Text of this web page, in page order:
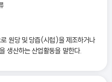
원당 및 당즙(시럽)을 제조하거나
생산하는 산업활동을 말한다.